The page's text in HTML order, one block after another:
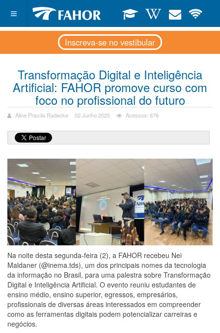
Inscreva-se no vestibular
Transformação Digital e Inteligência
Artificial: FAHOR promove curso com
foco no profissional do futuro
Aline Priscila Radecke 02 Junho 2025 Acessos: 676
Na noite desta segunda-feira (2), a FAHOR recebeu Nei
Maldaner (@inema.tds), um dos principais nomes da tecnologia
da informação no Brasil, para uma palestra sobre Transformação
Digital e Inteligência Artificial. O evento reuniu estudantes de
ensino médio, ensino superior, egressos, empresários,
profissionais de diversas áreas interessados em compreender
como as ferramentas digitais podem potencializar carreiras e
negócios.